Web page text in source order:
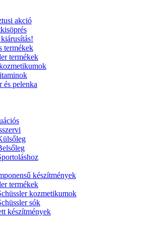
akció
termékek
termékek
és pelenka
készítmények
termékek
kozmetikumok
sók
készítmények